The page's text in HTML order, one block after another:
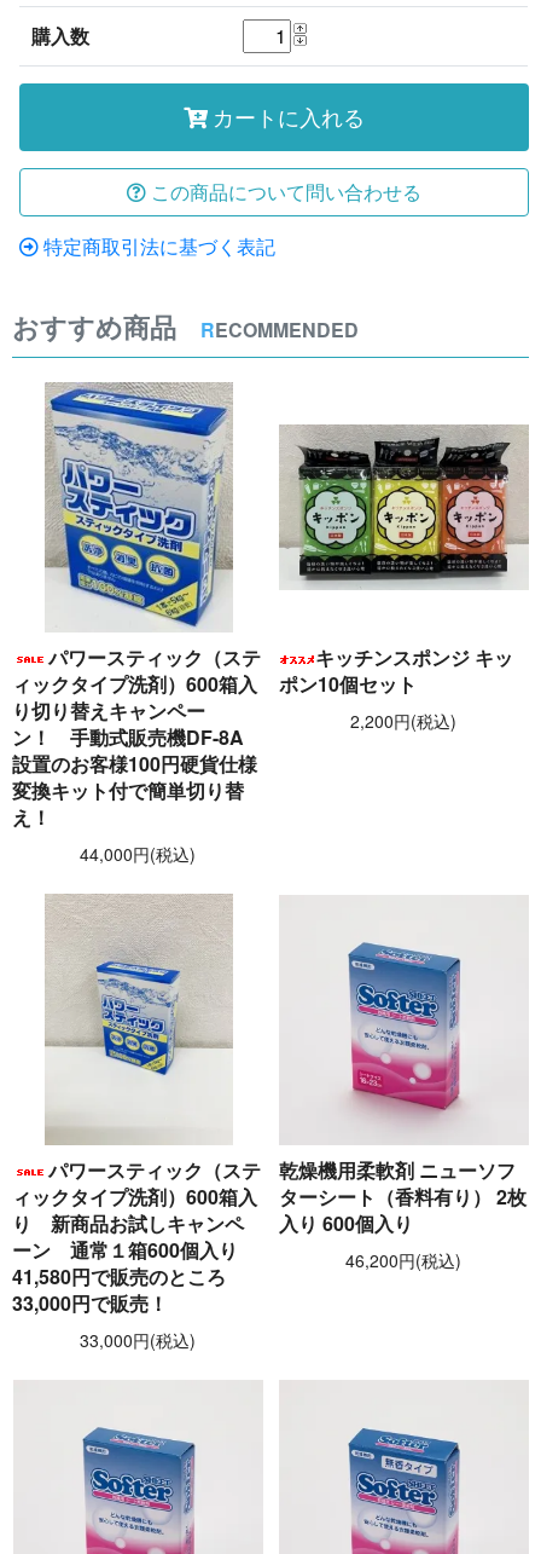
購入数
カートに入れる
この商品について問い合わせる
特定商取引法に基づく表記
おすすめ商品 RECOMMENDED
パワースティック（ステ
ィックタイプ洗剤）600箱入
り切り替えキャンペー
ン！ 手動式販売機DF-8A
設置のお客様100円硬貨仕様
変換キット付で簡単切り替
え！
44,000円(税込)
キッチンスポンジ キッ
ポン10個セット
2,200円(税込)
パワースティック（ステ
ィックタイプ洗剤）600箱入
り 新商品お試しキャンペ
ーン 通常１箱600個入り
41,580円で販売のところ
33,000円で販売！
33,000円(税込)
乾燥機用柔軟剤 ニューソフ
ターシート（香料有り） 2枚
入り 600個入り
46,200円(税込)